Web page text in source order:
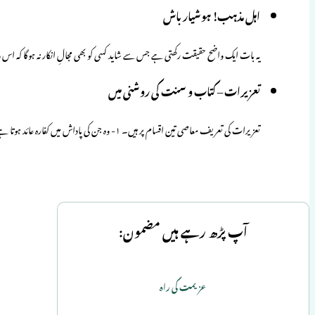
اہل مذہب! ہوشیار باش
یہ بات ایک واضح حقیقت رکھتی ہے جس سے شاید کسی کو بھی مجالِ انکار نہ ہوگا
تعزیرات – کتاب و سنت کی روشنی میں
تعزیرات کی تعریف معاصی تین اقسام پر ہیں۔ ۱- وہ جن کی پاداش میں کفارہ عائد ہوتا ہے ۔ ۲- وہ جن میں…
آپ پڑھ رہے ہیں مضمون:
عزیمت کی راہ